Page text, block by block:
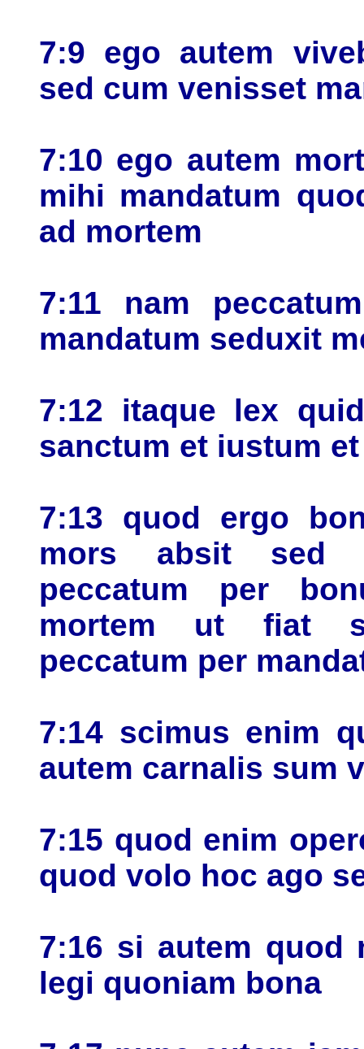
7:9 ego autem
sed cum venisset
7:10 ego autem
mihi mandatum
ad mortem
7:11 nam
mandatum seduxit
7:12 itaque lex
sanctum et iustum
7:13 quod ergo
mors absit sed
peccatum per
mortem ut fiat
peccatum per
7:14 scimus enim
autem carnalis sum
7:15 quod enim
quod volo hoc ago
7:16 si autem quod
legi quoniam bona